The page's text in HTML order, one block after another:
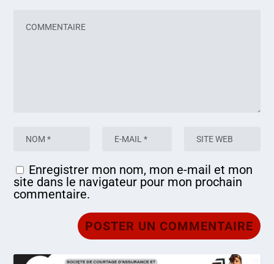
Enregistrer mon nom, mon e-mail et mon
site dans le navigateur pour mon prochain
commentaire.